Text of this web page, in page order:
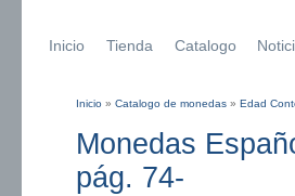
Inicio Tienda Catalogo
Inicio » Catalogo de monedas » Edad
Monedas
pág. 74-